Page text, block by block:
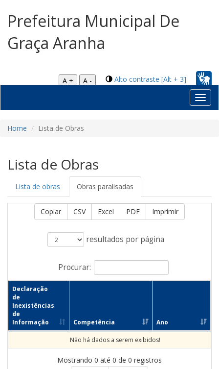
Prefeitura Municipal De
Graça Aranha
Alto contraste [Alt + 3]
A +
A -
Home Lista de Obras
Lista de Obras
Lista de obras Obras paralisadas
Copiar CSV Excel PDF Imprimir
resultados por página
Procurar:
Declaração
de
Inexistências
de
Informação
Competência Ano
Não há dados a serem exibidos!
Mostrando 0 até 0 de 0 registros